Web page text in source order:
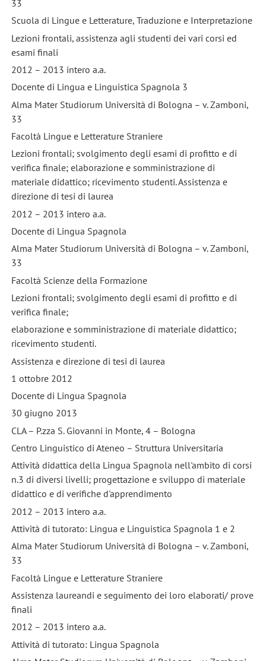
33
Scuola di Lingue e Letterature, Traduzione e Interpretazione
Lezioni frontali, assistenza agli studenti dei vari corsi ed
esami finali
2012 – 2013 intero a.a.
Docente di Lingua e Linguistica Spagnola 3
Alma Mater Studiorum Università di Bologna – v. Zamboni,
33
Facoltà Lingue e Letterature Straniere
Lezioni frontali; svolgimento degli esami di profitto e di
verifica finale; elaborazione e somministrazione di
materiale didattico; ricevimento studenti. Assistenza e
direzione di tesi di laurea
2012 – 2013 intero a.a.
Docente di Lingua Spagnola
Alma Mater Studiorum Università di Bologna – v. Zamboni,
33
Facoltà Scienze della Formazione
Lezioni frontali; svolgimento degli esami di profitto e di
verifica finale;
elaborazione e somministrazione di materiale didattico;
ricevimento studenti.
Assistenza e direzione di tesi di laurea
1 ottobre 2012
Docente di Lingua Spagnola
30 giugno 2013
CLA – P.zza S. Giovanni in Monte, 4 – Bologna
Centro Linguistico di Ateneo – Struttura Universitaria
Attività didattica della Lingua Spagnola nell'ambito di corsi
n.3 di diversi livelli; progettazione e sviluppo di materiale
didattico e di verifiche d'apprendimento
2012 – 2013 intero a.a.
Attività di tutorato: Lingua e Linguistica Spagnola 1 e 2
Alma Mater Studiorum Università di Bologna – v. Zamboni,
33
Facoltà Lingue e Letterature Straniere
Assistenza laureandi e seguimento dei loro elaborati/ prove
finali
2012 – 2013 intero a.a.
Attività di tutorato: Lingua Spagnola